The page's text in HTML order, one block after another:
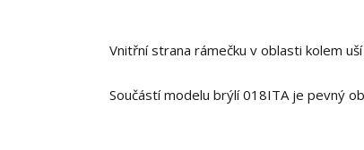
Vnitřní strana rámečku v oblasti kolem
Součástí modelu brýlí 018ITA je pevný